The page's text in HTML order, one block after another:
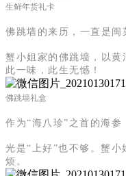
生鲜年货礼卡
佛跳墙的来历，一直是闽
蟹小姐家的佛跳墙，以
此一味，此生无憾！
佛跳墙礼盒
作为“海八珍”之首的海
光是“上好”也不够。蟹
烦。